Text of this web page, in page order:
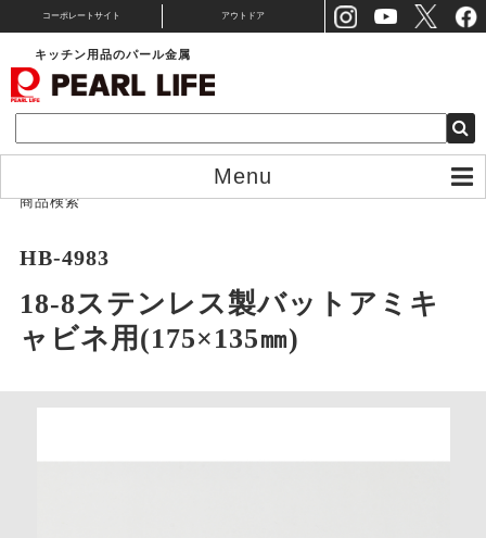
コーポレートサイト アウトドア
キッチン用品のパール金属
Menu
商品検索
HB-4983
18-8ステンレス製バットアミキ
ャビネ用(175×135㎜)